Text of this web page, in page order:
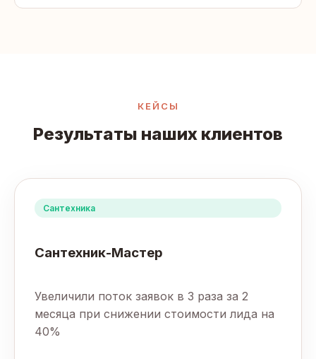
КЕЙСЫ
Результаты наших клиентов
Сантехника
Сантехник-Мастер
Увеличили поток заявок в 3 раза за 2
месяца при снижении стоимости лида на
40%